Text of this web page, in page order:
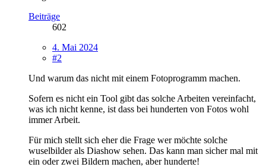
Beiträge
602
4. Mai 2024
#2
Und warum das nicht mit einem Fotoprogramm machen.
Sofern es nicht ein Tool gibt das solche Arbeiten vereinfacht,
was ich nicht kenne, ist dass bei hunderten von Fotos wohl
immer Arbeit.
Für mich stellt sich eher die Frage wer möchte solche
wuselbilder als Diashow sehen. Das kann man sicher mal mit
ein oder zwei Bildern machen, aber hunderte!